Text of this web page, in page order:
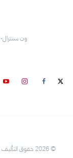
ون سنترال-
© 2026 حقوق التأليف والنشر حول المكتب الإعلامي لحكومة دبي. كل الحقوق محفوظة.